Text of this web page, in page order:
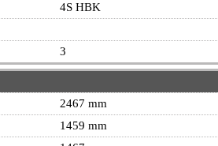
4S HBK
3
2467 mm
1459 mm